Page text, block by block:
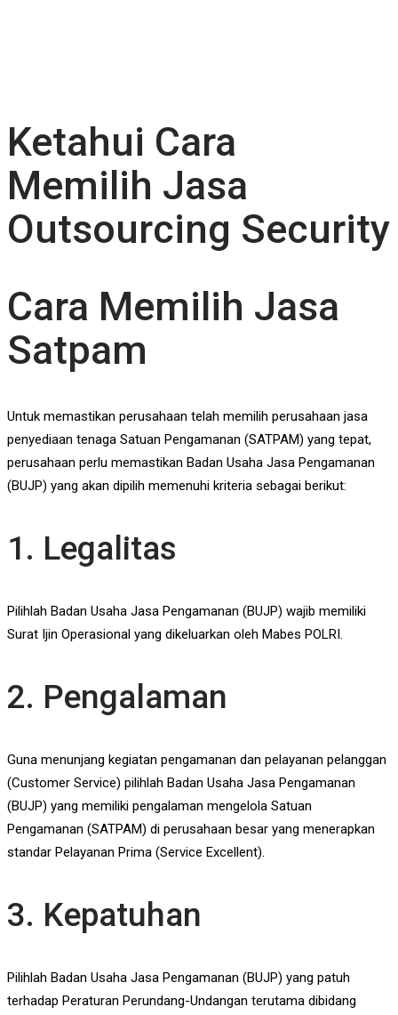
Ketahui Cara
Memilih Jasa
Outsourcing Security
Cara Memilih Jasa
Satpam
Untuk memastikan perusahaan telah memilih perusahaan jasa
penyediaan tenaga Satuan Pengamanan (SATPAM) yang tepat,
perusahaan perlu memastikan Badan Usaha Jasa Pengamanan
(BUJP) yang akan dipilih memenuhi kriteria sebagai berikut:
1. Legalitas
Pilihlah Badan Usaha Jasa Pengamanan (BUJP) wajib memiliki
Surat Ijin Operasional yang dikeluarkan oleh Mabes POLRI.
2. Pengalaman
Guna menunjang kegiatan pengamanan dan pelayanan pelanggan
(Customer Service) pilihlah Badan Usaha Jasa Pengamanan
(BUJP) yang memiliki pengalaman mengelola Satuan
Pengamanan (SATPAM) di perusahaan besar yang menerapkan
standar Pelayanan Prima (Service Excellent).
3. Kepatuhan
Pilihlah Badan Usaha Jasa Pengamanan (BUJP) yang patuh
terhadap Peraturan Perundang-Undangan terutama dibidang